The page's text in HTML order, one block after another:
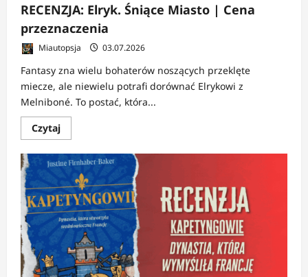
RECENZJA: Elryk. Śniące Miasto | Cena
przeznaczenia
Miautopsja 03.07.2026
Fantasy zna wielu bohaterów noszących przeklęte
miecze, ale niewielu potrafi dorównać Elrykowi z
Melniboné. To postać, która...
CzytajDowiedz
się
o
RECENZJA:
Elryk.
Śniące
Miasto
|
Cena
przeznaczenia